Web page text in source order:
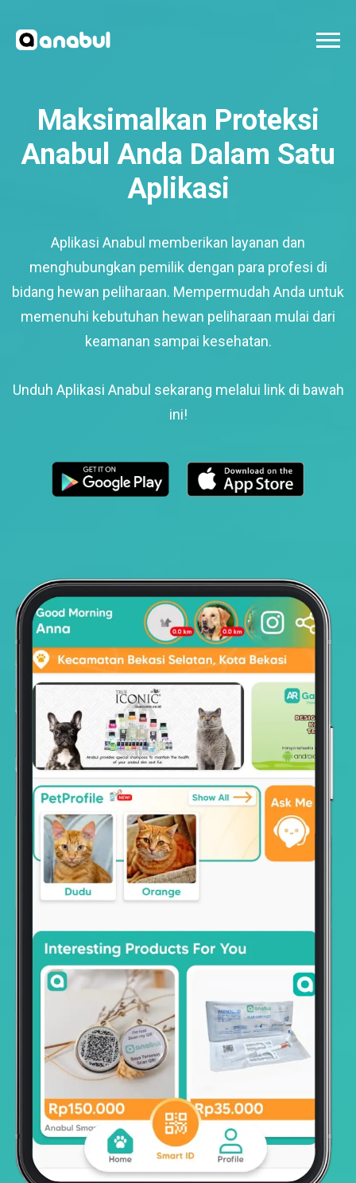
Maksimalkan Proteksi
Anabul Anda Dalam Satu
Aplikasi
Aplikasi Anabul memberikan layanan dan
menghubungkan pemilik dengan para profesi di
bidang hewan peliharaan. Mempermudah Anda untuk
memenuhi kebutuhan hewan peliharaan mulai dari
keamanan sampai kesehatan.
Unduh Aplikasi Anabul sekarang melalui link di bawah
ini!